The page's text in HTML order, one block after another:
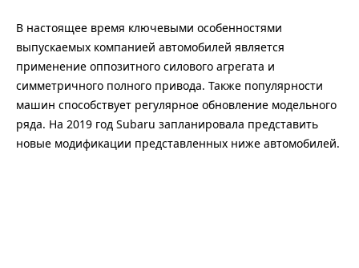
В настоящее время ключевыми особенностями
выпускаемых компанией автомобилей является
применение оппозитного силового агрегата и
симметричного полного привода. Также популярности
машин способствует регулярное обновление модельного
ряда. На 2019 год Subaru запланировала представить
новые модификации представленных ниже автомобилей.